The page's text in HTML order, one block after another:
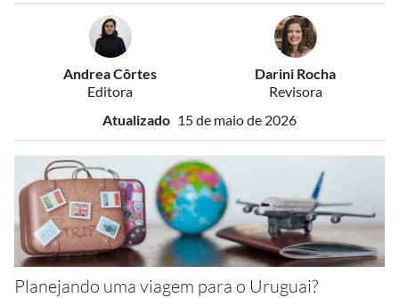
Andrea Côrtes
Editora
Darini Rocha
Revisora
Atualizado 15 de maio de 2026
Planejando uma viagem para o Uruguai?